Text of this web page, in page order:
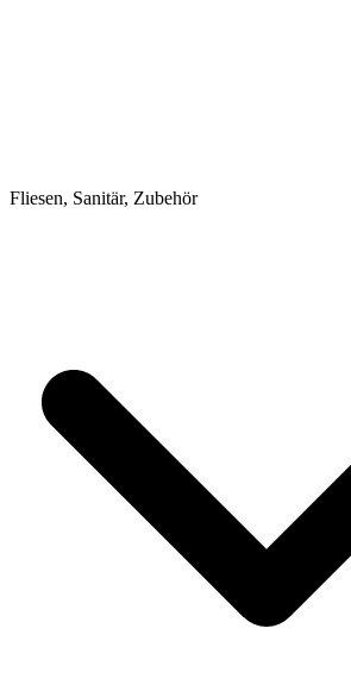
Fliesen, Sanitär, Zubehör